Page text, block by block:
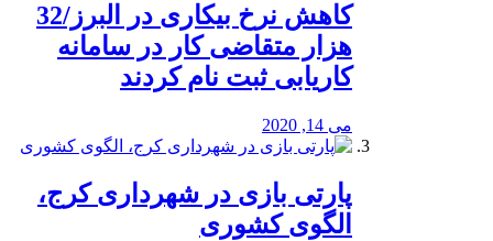
کاهش نرخ بیکاری در البرز/32
هزار متقاضی کار در سامانه
کاریابی ثبت نام کردند
می 14, 2020
پارتی بازی در شهرداری کرج،
الگوی کشوری